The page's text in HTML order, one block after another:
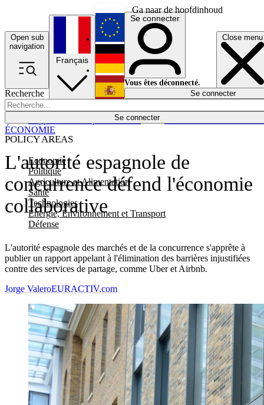
Ga naar de hoofdinhoud
Open sub
navigation
Close menu
Recherche
Se connecter
POLICY AREAS
Economie
Politique
Agriculture et Alimentation
Santé
Technologies
Energie, Environnement et Transport
Défense
Économie
Français
English
Deutsch
Español
Se connecter
Vous êtes déconnecté.
Se connecter
L'autorité espagnole de
concurrence défend l'économie
collaborative
L'autorité espagnole des marchés et de la concurrence s'apprête à
publier un rapport appelant à l'élimination des barrières injustifiées
contre des services de partage, comme Uber et Airbnb.
ÉCONOMIE
Jorge ValeroEURACTIV.com